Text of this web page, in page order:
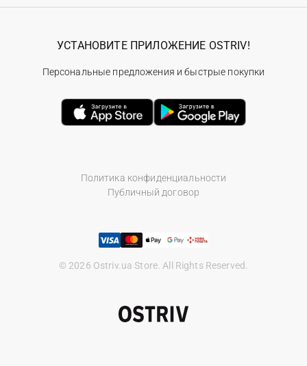
Политика конфиденциальности
Публичный договор
© 2026 Ostriv.ua Store. All Rights Reserved.
УСТАНОВИТЕ ПРИЛОЖЕНИЕ OSTRIV!
Персональные предложения и быстрые покупки